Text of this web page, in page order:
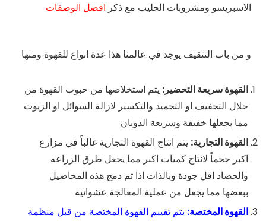
الاسبريسو ومشروبات الحليب مع ذكر افضل الوصفات
و من باب التثقيف يوجد في عالمنا هذا عدة انواع للقهوة ومنها
القهوة سريعة التحضير: يتم استخلاصها من حبوب القهوة من
خلال التجفيف او التجميد والتكسير لازالة السوائل او الزيوت
مما يجعلها خفيفة وسريعة الذوبان
القهوة التجارية: يتم انتاج القهوة التجارية غالباً في مزارع
اكبر حجماً لانتاج كميات اكبر مما يجعل طرق الزراعه
والحصاد اقل جودة وبالذات اذا تم دمج هذه المحاصيل
ببعضها مما يجعل من عملية المعالجة عشوائية
القهوة المختصة: يتم تقييم القهوة المختصة من قبل منظمة